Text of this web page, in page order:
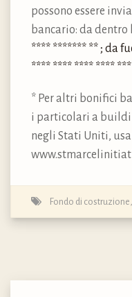
possono essere
bancario: da dentro
**** ******* ** ; da
**** **** **** ****
* Per altri bonifici
i particolari a
negli Stati Uniti,
Fondo di costruzione,